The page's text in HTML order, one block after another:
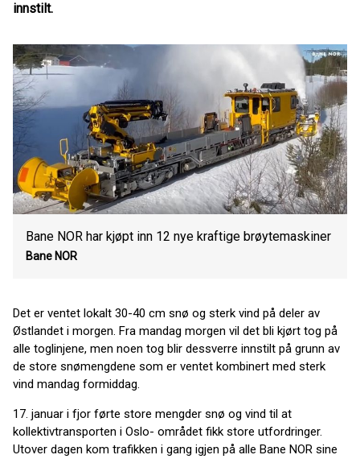
innstilt.
Bane NOR har kjøpt inn 12 nye kraftige brøytemaskiner
Bane NOR
Det er ventet lokalt 30-40 cm snø og sterk vind på deler av
Østlandet i morgen. Fra mandag morgen vil det bli kjørt tog på
alle toglinjene, men noen tog blir dessverre innstilt på grunn av
de store snømengdene som er ventet kombinert med sterk
vind mandag formiddag.
17. januar i fjor førte store mengder snø og vind til at
kollektivtransporten i Oslo- området fikk store utfordringer.
Utover dagen kom trafikken i gang igjen på alle Bane NOR sine